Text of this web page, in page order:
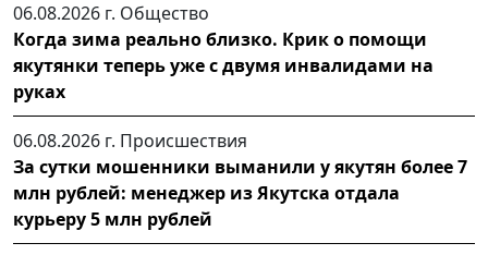
06.08.2026 г. Общество
Когда зима реально близко. Крик о помощи
якутянки теперь уже с двумя инвалидами на
руках
06.08.2026 г. Происшествия
За сутки мошенники выманили у якутян более 7
млн рублей: менеджер из Якутска отдала
курьеру 5 млн рублей